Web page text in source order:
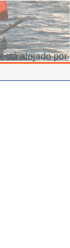
alojado por